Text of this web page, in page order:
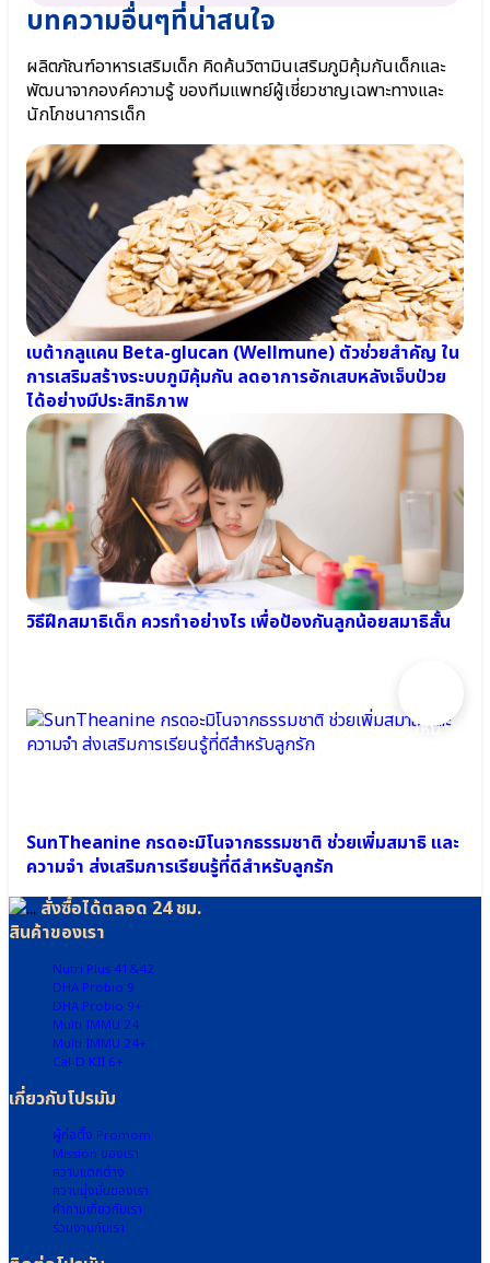
แคน
glucan
Wellmune
Cal-
D-
KII
เพิ่ม
ความ
สูง
⦿
Cal-
D-
KII
6+
●
สาร
สกัด
จาก
ข้าวโพด
Calcium
L-
Threonate
●
วิตามิน
K2
●
กรด
อะ
มิ
Arginine
●
า
กาบา
Pharma
GABA
●
Zinc
D
Shake
บทความอื่นๆที่น่าสนใจ
ผลิตภัณฑ์อาหารเสริมเด็ก คิดค้นวิตามินเสริมภูมิคุ้มกันเด็กและ
พัฒนาจากองค์ความรู้ ของทีมแพทย์ผู้เชี่ยวชาญเฉพาะทางและ
นักโภชนาการเด็ก
เบต้ากลูแคน Beta-glucan (Wellmune) ตัวช่วยสำคัญ ใน
การเสริมสร้างระบบภูมิคุ้มกัน ลดอาการอักเสบหลังเจ็บป่วย
ได้อย่างมีประสิทธิภาพ
วิธีฝึกสมาธิเด็ก ควรทำอย่างไร เพื่อป้องกันลูกน้อยสมาธิสั้น
SunTheanine กรดอะมิโนจากธรรมชาติ ช่วยเพิ่มสมาธิ และ
ความจำ ส่งเสริมการเรียนรู้ที่ดีสำหรับลูกรัก
สั่งซื้อได้ตลอด 24 ชม.
สินค้าของเรา
Nutri Plus 41&42
DHA Probio 9
DHA Probio 9+
Multi IMMU 24
Multi IMMU 24+
Cal-D KII 6+
เกี่ยวกับโปรมัม
ผู้ก่อตั้ง Promom
Mission ของเรา
ความแตกต่าง
ความมุ่งมั่นของเรา
คำถามเกี่ยวกับเรา
ร่วมงานกับเรา
อยาก
ไหม